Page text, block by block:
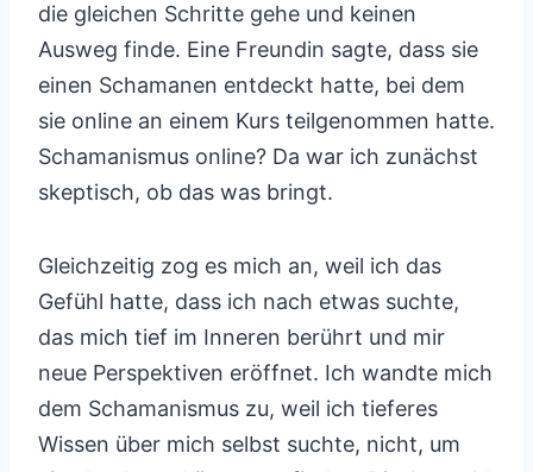
die gleichen Schritte gehe und keinen
Ausweg finde. Eine Freundin sagte, dass sie
einen Schamanen entdeckt hatte, bei dem
sie online an einem Kurs teilgenommen hatte.
Schamanismus online? Da war ich zunächst
skeptisch, ob das was bringt.
Gleichzeitig zog es mich an, weil ich das
Gefühl hatte, dass ich nach etwas suchte,
das mich tief im Inneren berührt und mir
neue Perspektiven eröffnet. Ich wandte mich
dem Schamanismus zu, weil ich tieferes
Wissen über mich selbst suchte, nicht, um